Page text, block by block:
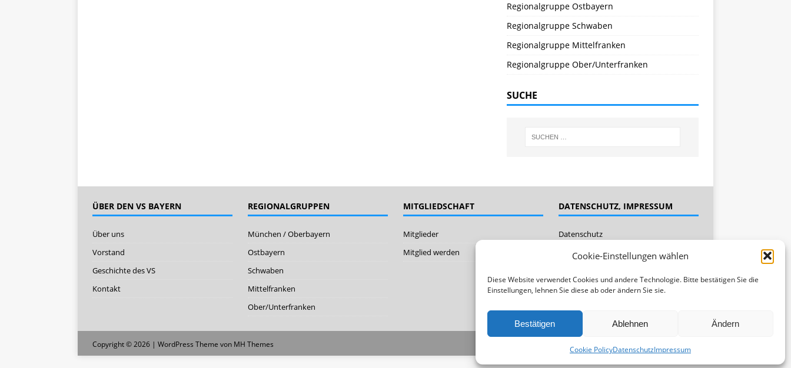
Cookie-Einstellungen wählen
Diese Website verwendet Cookies und andere Technologie. Bitte bestätigen Sie die
Einstellungen, lehnen Sie diese ab oder ändern Sie sie.
Bestätigen Ablehnen Ändern
Cookie PolicyDatenschutzImpressum
Regionalgruppe Ostbayern
Regionalgruppe Schwaben
Regionalgruppe Mittelfranken
Regionalgruppe Ober/Unterfranken
SUCHE
ÜBER DEN VS BAYERN
Über uns
Vorstand
Geschichte des VS
Kontakt
REGIONALGRUPPEN
München / Oberbayern
Ostbayern
Schwaben
Mittelfranken
Ober/Unterfranken
MITGLIEDSCHAFT
Mitglieder
Mitglied werden
DATENSCHUTZ, IMPRESSUM
Datenschutz
Impressum
Copyright © 2026 | WordPress Theme von MH Themes